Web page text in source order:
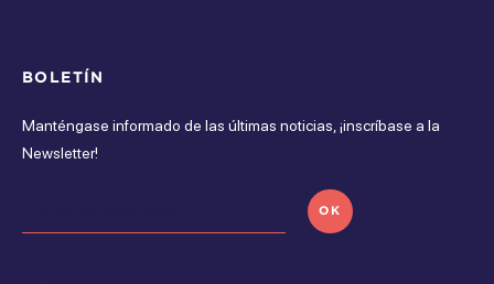
BOLETÍN
Manténgase informado de las últimas noticias, ¡inscríbase a la
Newsletter!
OK